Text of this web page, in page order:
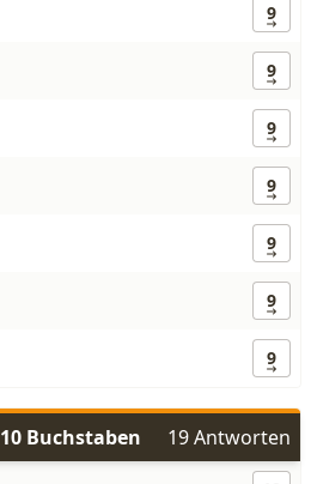
9
9
9
9
9
9
9
Buchstaben
19 Antworten